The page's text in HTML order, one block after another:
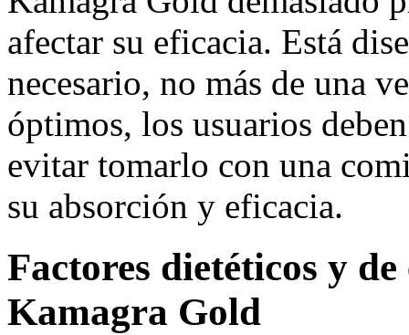
afectar su eficacia. Está
necesario, no más de una
óptimos, los usuarios
evitar tomarlo con una
su absorción y eficacia.
Factores dietéticos y
Kamagra Gold